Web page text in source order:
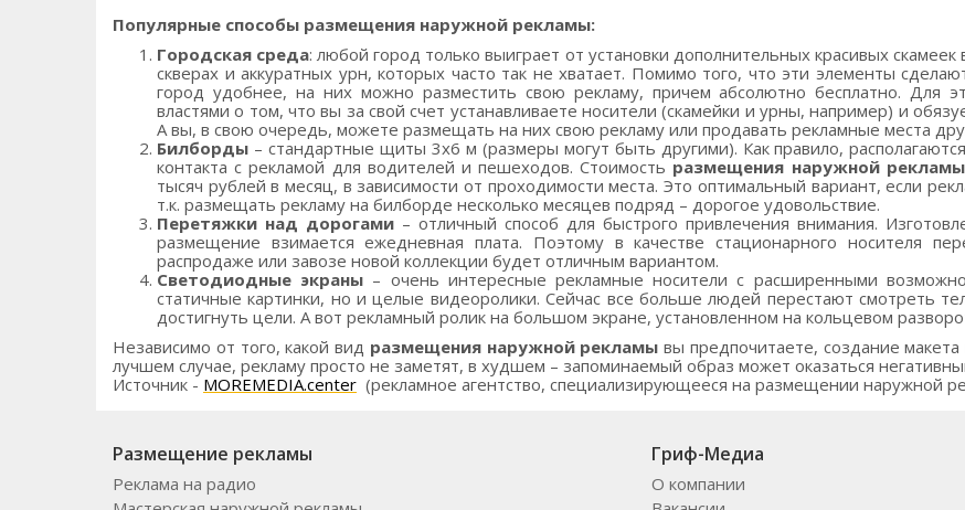
Популярные способы размещения наружной рекламы:
Городская среда: любой город только выиграет от установки дополнительных красивых скамеек
скверах и аккуратных урн, которых часто так не хватает. Помимо того, что эти элементы
город удобнее, на них можно разместить свою рекламу, причем абсолютно бесплатно. Для
властями о том, что вы за свой счет устанавливаете носители (скамейки и урны, например) и
А вы, в свою очередь, можете размещать на них свою рекламу или продавать рекламные места
Билборды – стандартные щиты 3х6 м (размеры могут быть другими). Как правило,
контакта с рекламой для водителей и пешеходов. Стоимость размещения наружной рекламы
тысяч рублей в месяц, в зависимости от проходимости места. Это оптимальный вариант, если
т.к. размещать рекламу на билборде несколько месяцев подряд – дорогое удовольствие.
Перетяжки над дорогами – отличный способ для быстрого привлечения внимания.
размещение взимается ежедневная плата. Поэтому в качестве стационарного носителя
распродаже или завозе новой коллекции будет отличным вариантом.
Светодиодные экраны – очень интересные рекламные носители с расширенными
статичные картинки, но и целые видеоролики. Сейчас все больше людей перестают смотреть
достигнуть цели. А вот рекламный ролик на большом экране, установленном на кольцевом
Независимо от того, какой вид размещения наружной рекламы вы предпочитаете, создание
лучшем случае, рекламу просто не заметят, в худшем – запоминаемый образ может оказаться
Источник - MOREMEDIA.center (рекламное агентство, специализирующееся на размещении наружной
Размещение рекламы
Реклама на радио
Гриф-Медиа
О компании